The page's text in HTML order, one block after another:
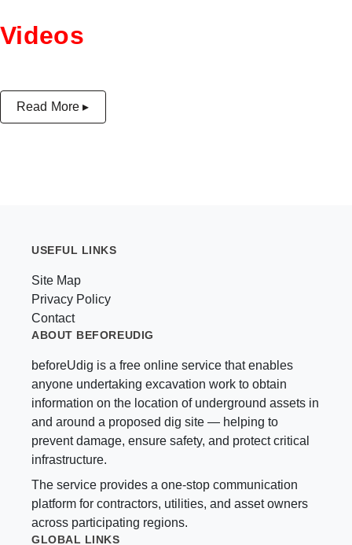
Videos
Read More ▸
USEFUL LINKS
Site Map
Privacy Policy
Contact
ABOUT BEFOREUDIG
beforeUdig is a free online service that enables
anyone undertaking excavation work to obtain
information on the location of underground assets in
and around a proposed dig site — helping to
prevent damage, ensure safety, and protect critical
infrastructure.
The service provides a one-stop communication
platform for contractors, utilities, and asset owners
across participating regions.
GLOBAL LINKS